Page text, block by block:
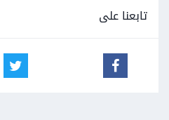
تابعنا على